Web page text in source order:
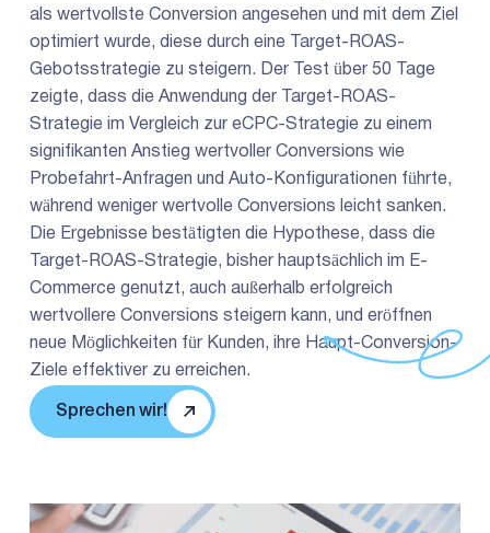
als wertvollste Conversion angesehen und mit dem Ziel
optimiert wurde, diese durch eine Target-ROAS-
Gebotsstrategie zu steigern. Der Test über 50 Tage
zeigte, dass die Anwendung der Target-ROAS-
Strategie im Vergleich zur eCPC-Strategie zu einem
signifikanten Anstieg wertvoller Conversions wie
Probefahrt-Anfragen und Auto-Konfigurationen führte,
während weniger wertvolle Conversions leicht sanken.
Die Ergebnisse bestätigten die Hypothese, dass die
Target-ROAS-Strategie, bisher hauptsächlich im E-
Commerce genutzt, auch außerhalb erfolgreich
wertvollere Conversions steigern kann, und eröffnen
neue Möglichkeiten für Kunden, ihre Haupt-Conversion-
Ziele effektiver zu erreichen.
Sprechen wir!